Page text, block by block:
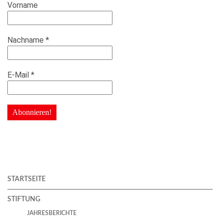
Vorname
Nachname *
E-Mail *
STARTSEITE
STIFTUNG
JAHRESBERICHTE